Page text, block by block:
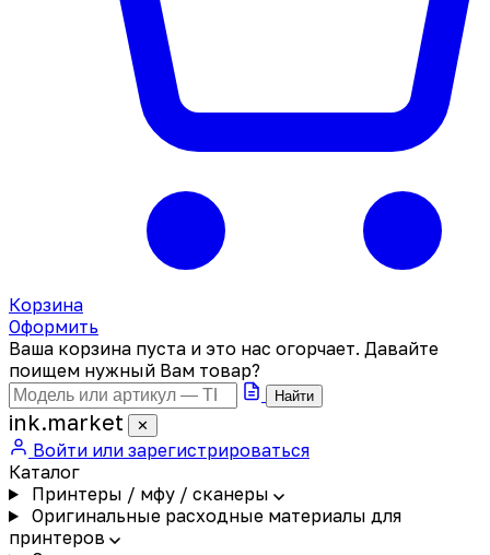
Корзина
Оформить
Ваша корзина пуста и это нас огорчает. Давайте
поищем нужный Вам товар?
Найти
ink.market ✕
Войти или зарегистрироваться
Каталог
Принтеры / мфу / сканеры
Оригинальные расходные материалы для
принтеров